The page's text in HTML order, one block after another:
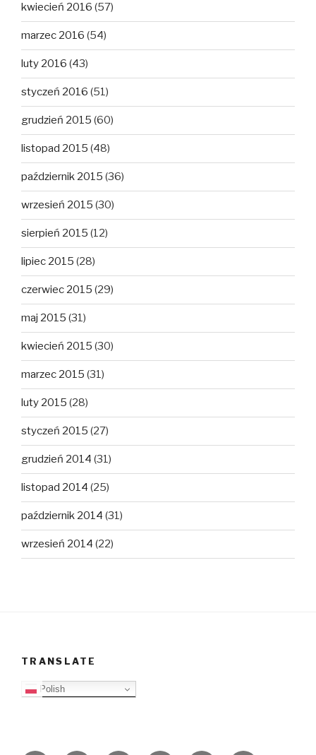
kwiecień 2016 (57)
marzec 2016 (54)
luty 2016 (43)
styczeń 2016 (51)
grudzień 2015 (60)
listopad 2015 (48)
październik 2015 (36)
wrzesień 2015 (30)
sierpień 2015 (12)
lipiec 2015 (28)
czerwiec 2015 (29)
maj 2015 (31)
kwiecień 2015 (30)
marzec 2015 (31)
luty 2015 (28)
styczeń 2015 (27)
grudzień 2014 (31)
listopad 2014 (25)
październik 2014 (31)
wrzesień 2014 (22)
TRANSLATE
Polish